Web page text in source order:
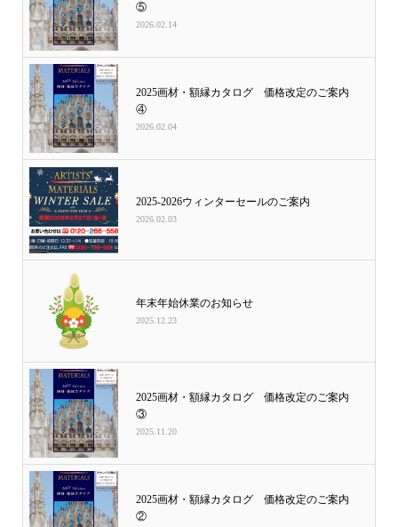
⑤
2026.02.14
2025画材・額縁カタログ 価格改定のご案内
④
2026.02.04
2025-2026ウィンターセールのご案内
2026.02.03
年末年始休業のお知らせ
2025.12.23
2025画材・額縁カタログ 価格改定のご案内
③
2025.11.20
2025画材・額縁カタログ 価格改定のご案内
②